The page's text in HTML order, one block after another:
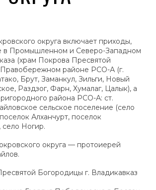
округа включает приходы,
в Промышленном и Северо-Западном
(храм Покрова Пресвятой
районе РСО-А (г.
Брут, Заманкул, Зильги, Новый
Раздзог, Фарн, Хумалаг, Цалык), а
района РСО-А: ст.
сельское поселение (село
Алханчурт, поселок
Ногир.
округа — протоиерей
Богородицы г. Владикавказ